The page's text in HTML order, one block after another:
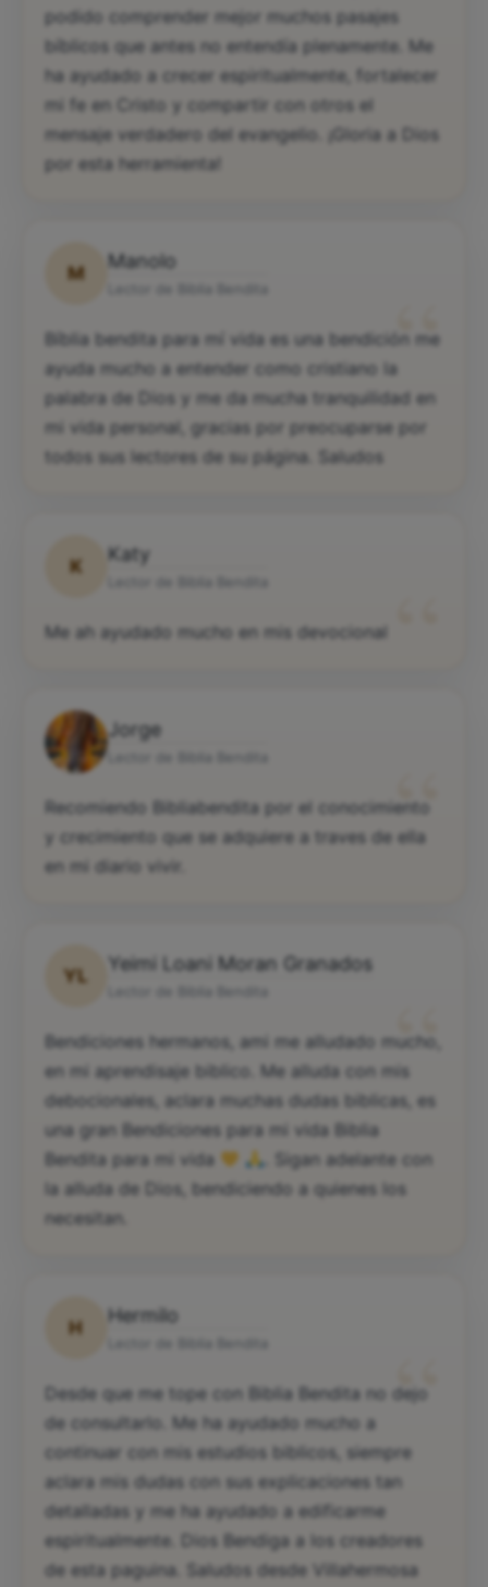
podido comprender mejor muchos pasajes
bíblicos que antes no entendía plenamente. Me
ha ayudado a crecer espiritualmente, fortalecer
mi fe en Cristo y compartir con otros el
mensaje verdadero del evangelio. ¡Gloria a Dios
por esta herramienta!
M
Manolo
“
Bíblia bendita para mí vida es una bendición me
ayuda mucho a entender como cristiano la
palabra de Dios y me da mucha tranquilidad en
mi vida personal, gracias por preocuparse por
todos sus lectores de su página. Saludos
K
Katy
Me ah ayudado mucho en mis devocional
Jorge
“
Recomiendo Bibliabendita por el conocimiento
y crecimiento que se adquiere a traves de ella
en mi diario vivir.
YL
Yeimi Loani Moran Granados
“
Bendiciones hermanos, ami me alludado mucho,
en mi aprendisaje biblico. Me alluda con mis
debocionales, aclara muchas dudas biblicas, es
una gran Bendiciones para mi vida Biblia
Bendita para mi vida
. Sigan adelante con
la alluda de Dios, bendiciendo a quienes los
necesitan.
H
Hermilo
“
Desde que me tope con Biblia Bendita no dejo
de consultarlo. Me ha ayudado mucho a
continuar con mis estudios biblicos, siempre
aclara mis dudas con sus explicaciones tan
detalladas y me ha ayudado a edificarme
espiritualmente. Dios Bendiga a los creadores
de esta paguina. Saludos desde Villahermosa